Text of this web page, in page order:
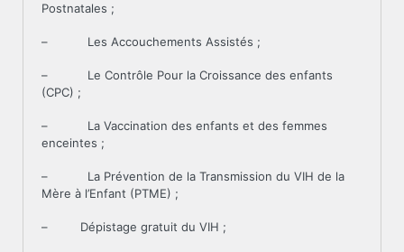
Postnatales ;
– Les Accouchements Assistés ;
– Le Contrôle Pour la Croissance des enfants
(CPC) ;
– La Vaccination des enfants et des femmes
enceintes ;
– La Prévention de la Transmission du VIH de la
Mère à l’Enfant (PTME) ;
– Dépistage gratuit du VIH ;